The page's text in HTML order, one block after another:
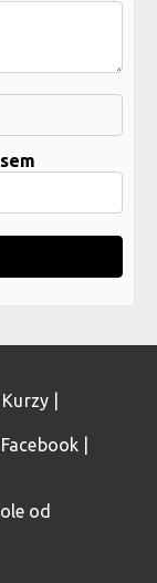
Kurzy
Facebook
od